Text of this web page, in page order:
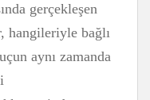
gerçekleşen
hangileriyle bağlı
aynı zamanda